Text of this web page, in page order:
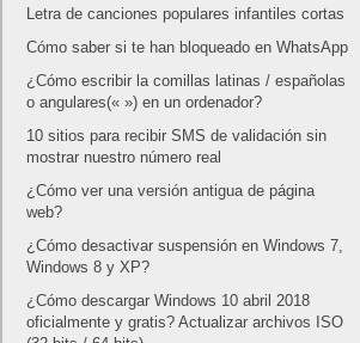
Letra de canciones populares infantiles cortas
Cómo saber si te han bloqueado en WhatsApp
¿Cómo escribir la comillas latinas / españolas
o angulares(« ») en un ordenador?
10 sitios para recibir SMS de validación sin
mostrar nuestro número real
¿Cómo ver una versión antigua de página
web?
¿Cómo desactivar suspensión en Windows 7,
Windows 8 y XP?
¿Cómo descargar Windows 10 abril 2018
oficialmente y gratis? Actualizar archivos ISO